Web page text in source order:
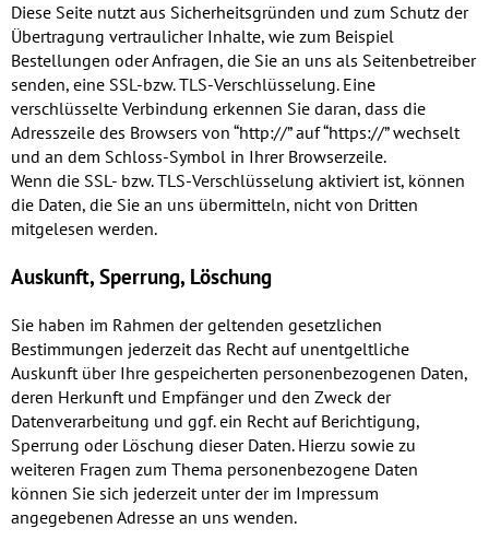
Diese Seite nutzt aus Sicherheitsgründen und zum Schutz der
Übertragung vertraulicher Inhalte, wie zum Beispiel
Bestellungen oder Anfragen, die Sie an uns als Seitenbetreiber
senden, eine SSL-bzw. TLS-Verschlüsselung. Eine
verschlüsselte Verbindung erkennen Sie daran, dass die
Adresszeile des Browsers von “http://” auf “https://” wechselt
und an dem Schloss-Symbol in Ihrer Browserzeile.
Wenn die SSL- bzw. TLS-Verschlüsselung aktiviert ist, können
die Daten, die Sie an uns übermitteln, nicht von Dritten
mitgelesen werden.
Auskunft, Sperrung, Löschung
Sie haben im Rahmen der geltenden gesetzlichen
Bestimmungen jederzeit das Recht auf unentgeltliche
Auskunft über Ihre gespeicherten personenbezogenen Daten,
deren Herkunft und Empfänger und den Zweck der
Datenverarbeitung und ggf. ein Recht auf Berichtigung,
Sperrung oder Löschung dieser Daten. Hierzu sowie zu
weiteren Fragen zum Thema personenbezogene Daten
können Sie sich jederzeit unter der im Impressum
angegebenen Adresse an uns wenden.